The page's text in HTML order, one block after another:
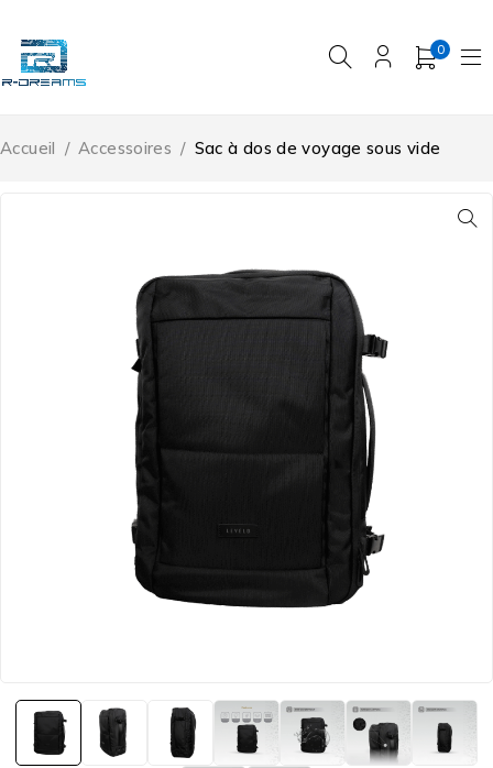
0
Accueil / Accessoires / Sac à dos de voyage sous vide